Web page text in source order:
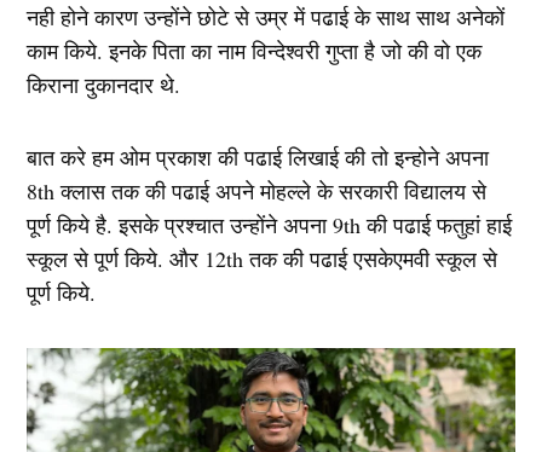
नही होने कारण उन्होंने छोटे से उम्र में पढाई के साथ साथ अनेकों
काम किये. इनके पिता का नाम विन्देश्वरी गुप्ता है जो की वो एक
किराना दुकानदार थे.
बात करे हम ओम प्रकाश की पढाई लिखाई की तो इन्होने अपना
8th क्लास तक की पढाई अपने मोहल्ले के सरकारी विद्यालय से
पूर्ण किये है. इसके प्रश्चात उन्होंने अपना 9th की पढाई फतुहां हाई
स्कूल से पूर्ण किये. और 12th तक की पढाई एसकेएमवी स्कूल से
पूर्ण किये.